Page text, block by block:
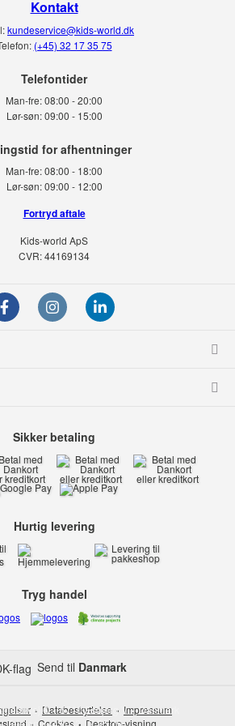
i mange butikker internationalt, fra
og specialbutikker.
Kontakt
kundeservice@kids-world.dk
(+45) 32 17 35 75
Telefontider
Man-fre:08:00 - 20:00
Lør-søn: 09:00 - 15:00
Man-fre:08:00 - 18:00
Lør-søn:09:00 - 12:00
Fortryd aftale
Kids-world ApS
CVR: 44169134
Send til Danmark
Sikker betaling
Hurtig levering
Tryg handel
Databeskyttelse
Impressum
Cookies Desktop-visning
6 6710 Esbjerg V
Danmark
Telefon:(+45) 32 17 35 75